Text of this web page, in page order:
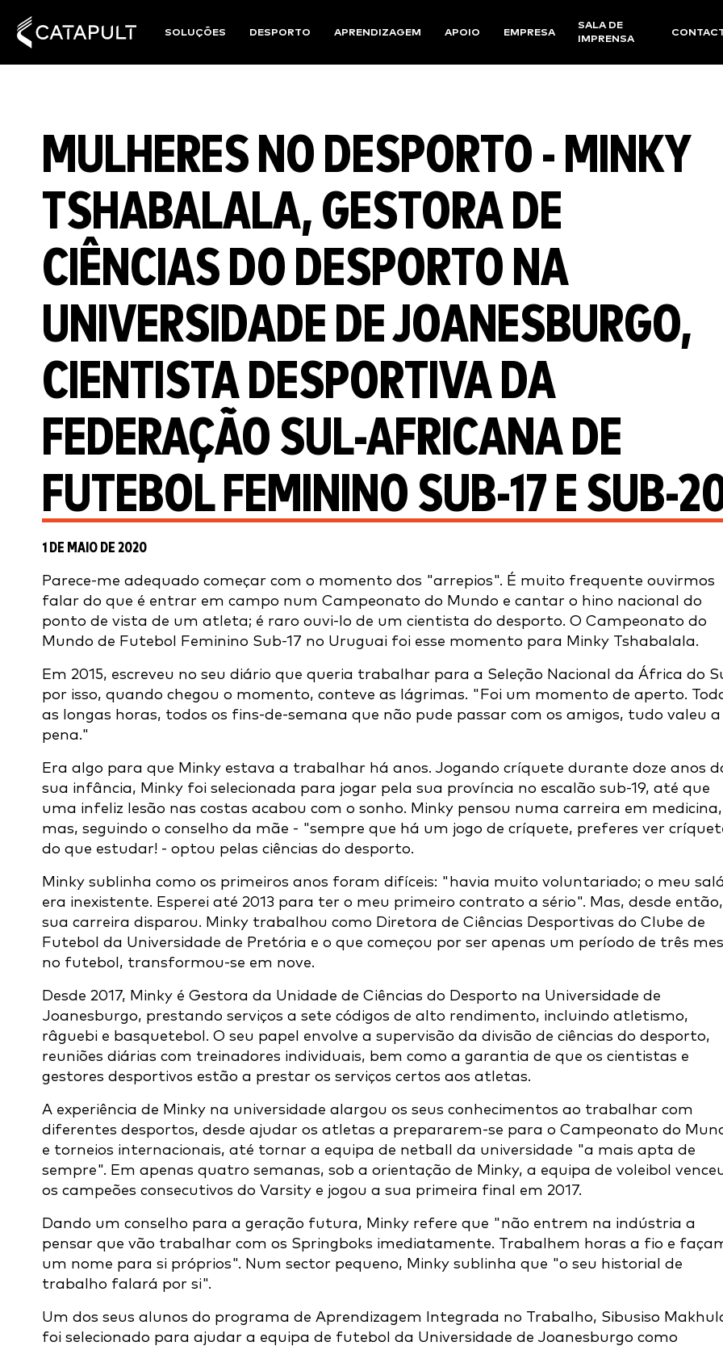
SOLUÇÕES DESPORTO APRENDIZAGEM APOIO EMPRESA
SALA DE
IMPRENSA
MULHERES NO DESPORTO - MINKY
TSHABALALA, GESTORA DE
CIÊNCIAS DO DESPORTO NA
UNIVERSIDADE DE JOANESBURGO,
CIENTISTA DESPORTIVA DA
FEDERAÇÃO SUL-AFRICANA DE
FUTEBOL FEMININO SUB-17 E SUB-
1 DE MAIO DE 2020
Parece-me adequado começar com o momento dos "arrepios". É muito frequente ouvirmos
falar do que é entrar em campo num Campeonato do Mundo e cantar o hino nacional do
ponto de vista de um atleta; é raro ouvi-lo de um cientista do desporto. O Campeonato do
Mundo de Futebol Feminino Sub-17 no Uruguai foi esse momento para Minky Tshabalala.
Em 2015, escreveu no seu diário que queria trabalhar para a Seleção Nacional da África do
por isso, quando chegou o momento, conteve as lágrimas. "Foi um momento de aperto.
as longas horas, todos os fins-de-semana que não pude passar com os amigos, tudo valeu a
pena."
Era algo para que Minky estava a trabalhar há anos. Jogando críquete durante doze anos
sua infância, Minky foi selecionada para jogar pela sua província no escalão sub-19, até que
uma infeliz lesão nas costas acabou com o sonho. Minky pensou numa carreira em medicina,
mas, seguindo o conselho da mãe - "sempre que há um jogo de críquete, preferes ver
do que estudar! - optou pelas ciências do desporto.
Minky sublinha como os primeiros anos foram difíceis: "havia muito voluntariado; o meu
era inexistente. Esperei até 2013 para ter o meu primeiro contrato a sério". Mas, desde
sua carreira disparou. Minky trabalhou como Diretora de Ciências Desportivas do Clube de
Futebol da Universidade de Pretória e o que começou por ser apenas um período de três
no futebol, transformou-se em nove.
Desde 2017, Minky é Gestora da Unidade de Ciências do Desporto na Universidade de
Joanesburgo, prestando serviços a sete códigos de alto rendimento, incluindo atletismo,
râguebi e basquetebol. O seu papel envolve a supervisão da divisão de ciências do desporto,
reuniões diárias com treinadores individuais, bem como a garantia de que os cientistas e
gestores desportivos estão a prestar os serviços certos aos atletas.
A experiência de Minky na universidade alargou os seus conhecimentos ao trabalhar com
diferentes desportos, desde ajudar os atletas a prepararem-se para o Campeonato do
e torneios internacionais, até tornar a equipa de netball da universidade "a mais apta de
sempre". Em apenas quatro semanas, sob a orientação de Minky, a equipa de voleibol
os campeões consecutivos do Varsity e jogou a sua primeira final em 2017.
Dando um conselho para a geração futura, Minky refere que "não entrem na indústria a
pensar que vão trabalhar com os Springboks imediatamente. Trabalhem horas a fio e
um nome para si próprios". Num sector pequeno, Minky sublinha que "o seu historial de
trabalho falará por si".
Um dos seus alunos do programa de Aprendizagem Integrada no Trabalho, Sibusiso
foi selecionado para ajudar a equipa de futebol da Universidade de Joanesburgo como